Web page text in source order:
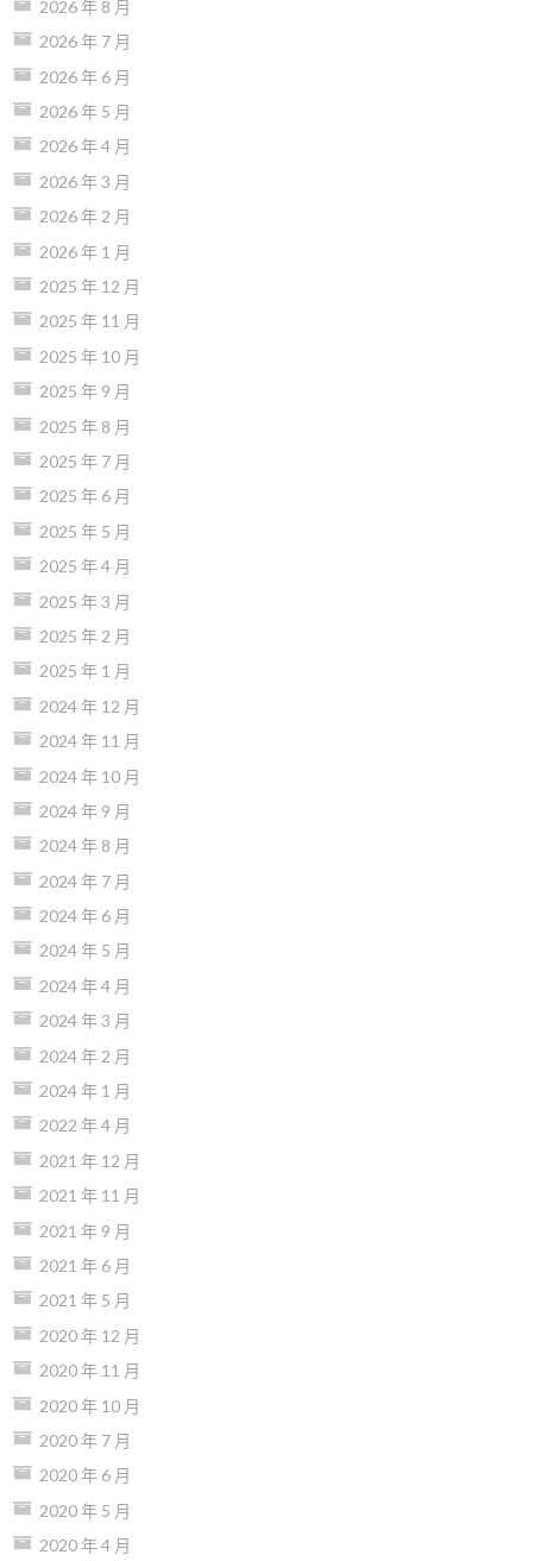
2026 年 8 月
2026 年 7 月
2026 年 6 月
2026 年 5 月
2026 年 4 月
2026 年 3 月
2026 年 2 月
2026 年 1 月
2025 年 12 月
2025 年 11 月
2025 年 10 月
2025 年 9 月
2025 年 8 月
2025 年 7 月
2025 年 6 月
2025 年 5 月
2025 年 4 月
2025 年 3 月
2025 年 2 月
2025 年 1 月
2024 年 12 月
2024 年 11 月
2024 年 10 月
2024 年 9 月
2024 年 8 月
2024 年 7 月
2024 年 6 月
2024 年 5 月
2024 年 4 月
2024 年 3 月
2024 年 2 月
2024 年 1 月
2022 年 4 月
2021 年 12 月
2021 年 11 月
2021 年 9 月
2021 年 6 月
2021 年 5 月
2020 年 12 月
2020 年 11 月
2020 年 10 月
2020 年 7 月
2020 年 6 月
2020 年 5 月
2020 年 4 月